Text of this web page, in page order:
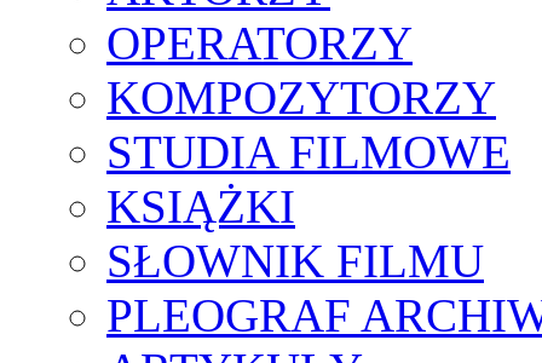
OPERATORZY
KOMPOZYTORZY
STUDIA FILMOWE
KSIĄŻKI
SŁOWNIK FILMU
PLEOGRAF